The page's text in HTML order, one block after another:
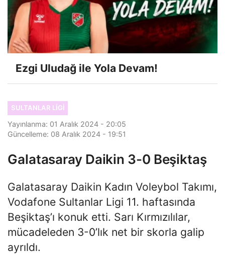
Ezgi Uludağ ile Yola Devam!
SULTANLAR LIGI
Yayınlanma: 01 Aralık 2024 - 20:05
Güncelleme: 08 Aralık 2024 - 19:51
Galatasaray Daikin 3-0 Beşiktaş
Galatasaray Daikin Kadın Voleybol Takımı,
Vodafone Sultanlar Ligi 11. haftasında
Beşiktaş’ı konuk etti. Sarı Kırmızılılar,
mücadeleden 3-0’lık net bir skorla galip
ayrıldı.